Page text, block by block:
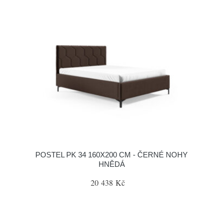
POSTEL PK 34 160X200 CM - ČERNÉ NOHY
HNĚDÁ
20 438 Kč